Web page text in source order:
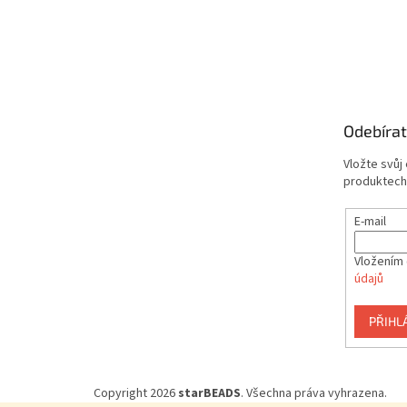
Vložte svůj
E-mail
údajů
Copyright 2026 starBEADS. Všechna práva vyhrazena.